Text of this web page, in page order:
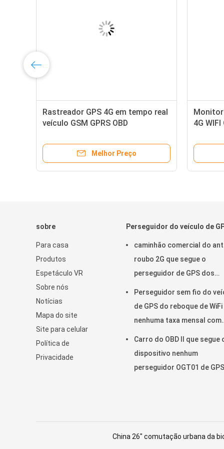
Rastreador GPS 4G em tempo real
veículo GSM GPRS OBD
Melhor Preço
4G
sobre
Para casa
Produtos
Espetáculo VR
Sobre nós
Notícias
Mapa do site
Site para celular
Política de
Privacidade
Perseguidor do veículo de
caminhão comercial do
roubo 2G que segue o
perseguidor de GPS dos
Perseguidor sem fio do
de GPS do reboque de WiFi
nenhuma taxa mensal com
Carro do OBD II que segue
dispositivo nenhum
perseguidor OGT01 de
China 26" comutação urbana da